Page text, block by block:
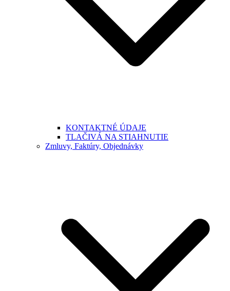
KONTAKTNÉ ÚDAJE
TLAČIVÁ NA STIAHNUTIE
Zmluvy, Faktúry, Objednávky